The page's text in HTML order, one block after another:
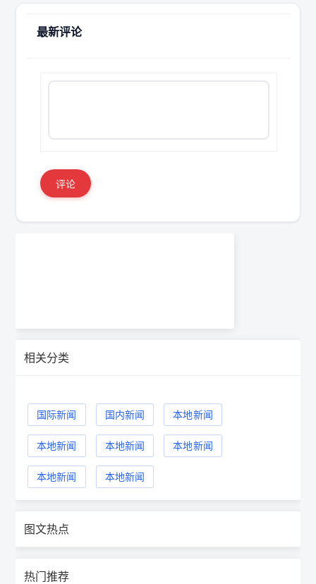
最新评论
评论
相关分类
国际新闻 国内新闻 本地新闻
本地新闻 本地新闻 本地新闻
本地新闻 本地新闻
图文热点
热门推荐